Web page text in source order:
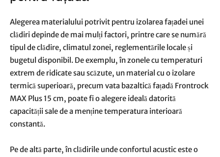
Alegerea materialului potrivit pentru izolarea fațadei unei
clădiri depinde de mai mulți factori, printre care se numără
tipul de clădire, climatul zonei, reglementările locale și
bugetul disponibil. De exemplu, în zonele cu temperaturi
extrem de ridicate sau scăzute, un material cu o izolare
termică superioară, precum vata bazaltică fațadă Frontrock
MAX Plus 15 cm, poate fi o alegere ideală datorită
capacității sale de a menține temperatura interioară
constantă.
Pe de altă parte, în clădirile unde confortul acustic este o